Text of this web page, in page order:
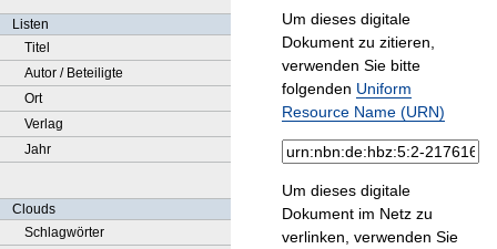
Listen
Titel
Autor / Beteiligte
Ort
Verlag
Jahr
Clouds
Schlagwörter
Um dieses digitale
Dokument zu zitieren,
verwenden Sie bitte
folgenden Uniform
Resource Name (URN)
Um dieses digitale
Dokument im Netz zu
verlinken, verwenden Sie